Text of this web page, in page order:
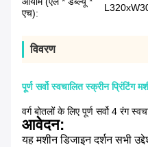
एच):
विवरण
पूर्ण सर्वो स्वचालित स्क्रीन प्रिंटिंग
वर्ग बोतलों के लिए पूर्ण सर्वो 4 रंग
आवेदन:
यह मशीन डिजाइन दर्शन सभी